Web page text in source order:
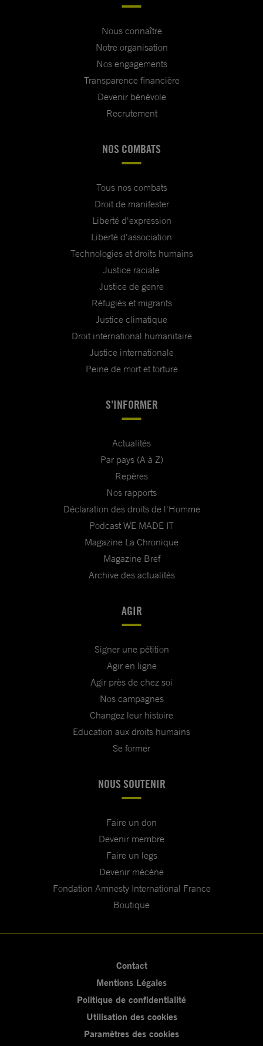
Nous connaître
Notre organisation
Nos engagements
Transparence financière
Devenir bénévole
Recrutement
NOS COMBATS
Tous nos combats
Droit de manifester
Liberté d'expression
Liberté d'association
Technologies et droits humains
Justice raciale
Justice de genre
Réfugiés et migrants
Justice climatique
Droit international humanitaire
Justice internationale
Peine de mort et torture
S'INFORMER
Actualités
Par pays (A à Z)
Repères
Nos rapports
Déclaration des droits de l'Homme
Podcast WE MADE IT
Magazine La Chronique
Magazine Bref
Archive des actualités
AGIR
Signer une pétition
Agir en ligne
Agir près de chez soi
Nos campagnes
Changez leur histoire
Education aux droits humains
Se former
NOUS SOUTENIR
Faire un don
Devenir membre
Faire un legs
Devenir mécène
Fondation Amnesty International France
Boutique
Contact
Mentions Légales
Politique de confidentialité
Utilisation des cookies
Paramètres des cookies